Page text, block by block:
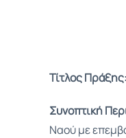
Τίτλος Πράξης:
Συνοπτική
Ναού με